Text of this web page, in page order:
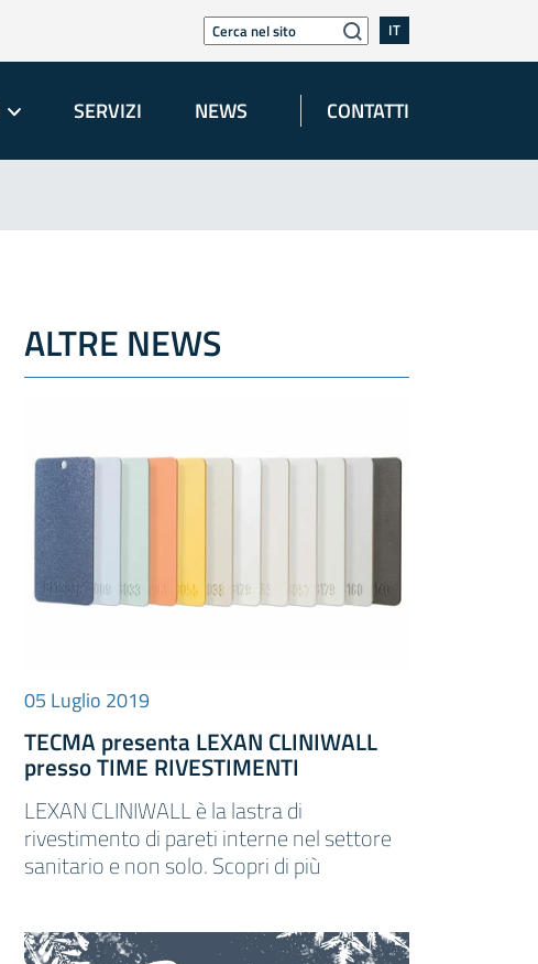
IT
SERVIZI NEWS CONTATTI
ALTRE NEWS
05 Luglio 2019
TECMA presenta LEXAN CLINIWALL
presso TIME RIVESTIMENTI
LEXAN CLINIWALL è la lastra di
rivestimento di pareti interne nel settore
sanitario e non solo. Scopri di più